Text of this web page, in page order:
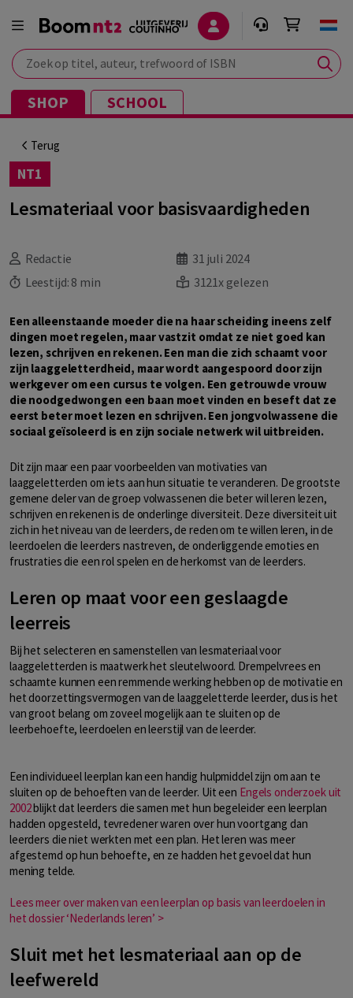
Zoek op titel, auteur, trefwoord of ISBN
SHOP SCHOOL
Terug
NT1
Lesmateriaal voor basisvaardigheden
Redactie
31 juli 2024
Leestijd: 8 min 3121x gelezen
Een alleenstaande moeder die na haar scheiding ineens zelf
dingen moet regelen, maar vastzit omdat ze niet goed kan
lezen, schrijven en rekenen. Een man die zich schaamt voor
zijn laaggeletterdheid, maar wordt aangespoord door zijn
werkgever om een cursus te volgen. Een getrouwde vrouw
die noodgedwongen een baan moet vinden en beseft dat ze
eerst beter moet lezen en schrijven. Een jongvolwassene die
sociaal geïsoleerd is en zijn sociale netwerk wil uitbreiden.
Dit zijn maar een paar voorbeelden van motivaties van
laaggeletterden om iets aan hun situatie te veranderen. De grootste
gemene deler van de groep volwassenen die beter wil leren lezen,
schrijven en rekenen is de onderlinge diversiteit. Deze diversiteit uit
zich in het niveau van de leerders, de reden om te willen leren, in de
leerdoelen die leerders nastreven, de onderliggende emoties en
frustraties die een rol spelen en de herkomst van de leerders.
Leren op maat voor een geslaagde
leerreis
Bij het selecteren en samenstellen van lesmateriaal voor
laaggeletterden is maatwerk het sleutelwoord. Drempelvrees en
schaamte kunnen een remmende werking hebben op de motivatie en
het doorzettingsvermogen van de laaggeletterde leerder, dus is het
van groot belang om zoveel mogelijk aan te sluiten op de
leerbehoefte, leerdoelen en leerstijl van de leerder.
Een individueel leerplan kan een handig hulpmiddel zijn om aan te
sluiten op de behoeften van de leerder. Uit een Engels onderzoek uit
2002blijkt dat leerders die samen met hun begeleider een leerplan
hadden opgesteld, tevredener waren over hun voortgang dan
leerders die niet werkten met een plan. Het leren was meer
afgestemd op hun behoefte, en ze hadden het gevoel dat hun
mening telde.
Lees meer over maken van een leerplan op basis van leerdoelen in
het dossier ‘Nederlands leren’ >
Sluit met het lesmateriaal aan op de
leefwereld